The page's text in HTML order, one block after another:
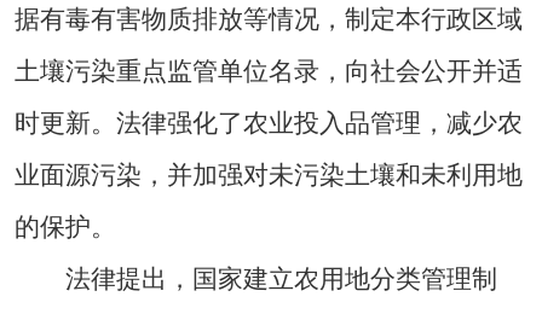
据有毒有害物质排放等情况，制定本行政区域
土壤污染重点监管单位名录，向社会公开并适
时更新。法律强化了农业投入品管理，减少农
业面源污染，并加强对未污染土壤和未利用地
的保护。
法律提出，国家建立农用地分类管理制